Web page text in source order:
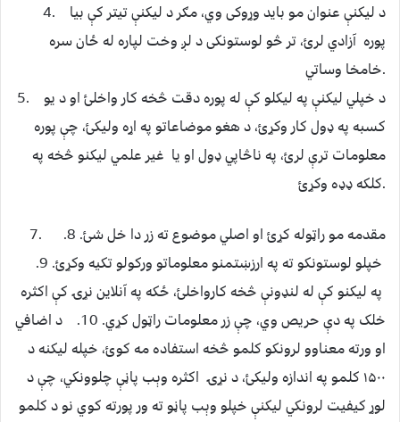
4. د ليکنې عنوان مو بايد وړوکی وي، مګر د لیکنې تيتر کې بیا
پوره آزادي لرﺉ، تر څو لوستونکی د لږ وخت لپاره له ځان سره
خامخا وساتي.
5. د خپلي ليکنې په ليکلو کې له پوره دقت څخه کار واخلئ او د یو
کسبه په ډول کار وکړﺉ، د هغو موضاعاتو په اړه ولیکئ، چې پوره
معلومات ترې لرﺉ، په ناڅاپي ډول او يا غير علمي ليکنو څخه په
کلکه ډډه وکړﺉ.
7. مقدمه مو راټوله کړﺉ او اصلي موضوع ته زر دا خل شئ. 8.
خپلو لوستونکو ته په ارزښتمنو معلوماتو ورکولو تکيه وکړﺉ. 9.
په ليکنو کې له لنډونې څخه کارواخلئ، ځکه په آنلاين نړۍ کې اکثره
خلک په دې حريص وي، چې زر معلومات راټول کړي. 10. د اضافي
او ورته معناوو لرونکو کلمو څخه استفاده مه کوﺉ، خپله ليکنه د
۱۵۰۰ کلمو په اندازه وليکئ، د نړۍ اکثره وېب پاڼې چلوونکي، چې د
لوړ کيفيت لرونکي لیکنې خپلو وېب پاڼو ته ور پورته کوي نو د کلمو